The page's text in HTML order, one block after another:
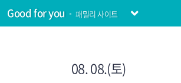
Good for you 패밀리 사이트
08. 08.(토)